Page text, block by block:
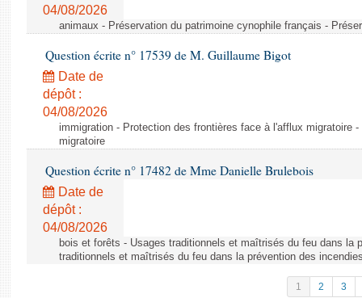
04/08/2026
animaux - Préservation du patrimoine cynophile français -
Question écrite n° 17539 de M. Guillaume Bigot
Date de
dépôt :
04/08/2026
immigration - Protection des frontières face à l'afflux migratoire
migratoire
Question écrite n° 17482 de Mme Danielle Brulebois
Date de
dépôt :
04/08/2026
bois et forêts - Usages traditionnels et maîtrisés du feu dans la
traditionnels et maîtrisés du feu dans la prévention des
1 2 3